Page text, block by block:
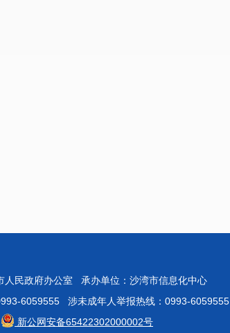
民政府办公室 承办单位：沙湾市信息化中心
6059555 涉未成年人举报热线：0993-6059555
新公网安备65422302000002号